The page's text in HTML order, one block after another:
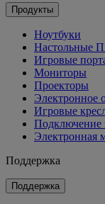
Продукты
Ноутбуки
Настольные
Игровые
Мониторы
Проекторы
Электронное
Игровые
Подключение
Электронная
Поддержка
Поддержка